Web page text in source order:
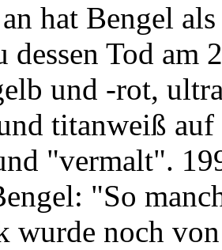
hat Bengel
dessen Tod am
und -rot,
titanweiß
"vermalt".
"So
wurde noch